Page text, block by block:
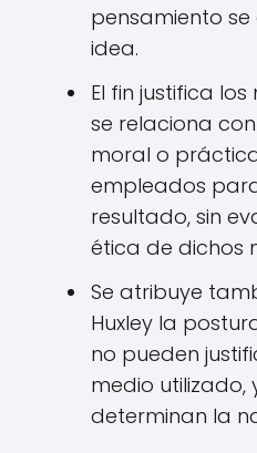
pensamiento
idea.
El fin justifica
se relaciona
moral o
empleados
resultado, sin
ética de dichos
Se atribuye
Huxley la
no pueden
medio utilizado,
determinan la